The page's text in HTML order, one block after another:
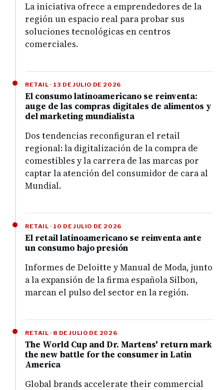
La iniciativa ofrece a emprendedores de la
región un espacio real para probar sus
soluciones tecnológicas en centros
comerciales.
RETAIL · 13 DE JULIO DE 2026
El consumo latinoamericano se reinventa:
auge de las compras digitales de alimentos y
del marketing mundialista
Dos tendencias reconfiguran el retail
regional: la digitalización de la compra de
comestibles y la carrera de las marcas por
captar la atención del consumidor de cara al
Mundial.
RETAIL · 10 DE JULIO DE 2026
El retail latinoamericano se reinventa ante
un consumo bajo presión
Informes de Deloitte y Manual de Moda, junto
a la expansión de la firma española Silbon,
marcan el pulso del sector en la región.
RETAIL · 8 DE JULIO DE 2026
The World Cup and Dr. Martens' return mark
the new battle for the consumer in Latin
America
Global brands accelerate their commercial